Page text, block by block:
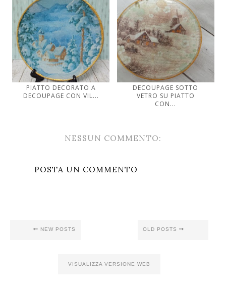
PIATTO DECORATO A
DECOUPAGE CON VIL...
DECOUPAGE SOTTO
VETRO SU PIATTO
CON...
NESSUN COMMENTO:
POSTA UN COMMENTO
NEW POSTS OLD POSTS
VISUALIZZA VERSIONE WEB